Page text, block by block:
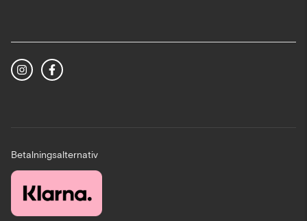
Betalningsalternativ